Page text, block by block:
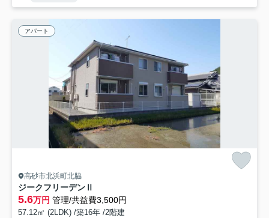
アパート
高砂市北浜町北脇
ジークフリーデンⅡ
5.6万円 管理/共益費3,500円
57.12㎡ (2LDK) /築16年 /2階建